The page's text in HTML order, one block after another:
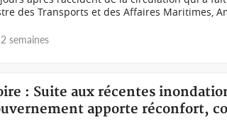
des Transports et des Affaires Maritimes,
semaines
: Suite aux récentes
apporte réconfort,